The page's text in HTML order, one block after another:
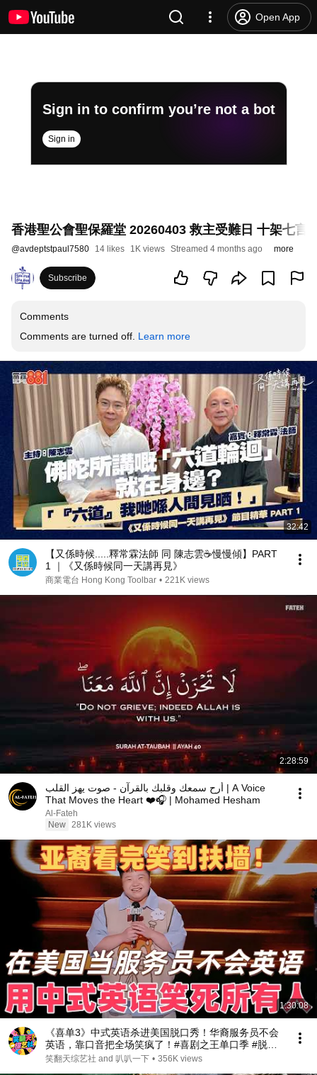
Open App
Sign in to confirm you’re not a bot
Sign in
香港聖公會聖保羅堂 20260403 救主受難日 十架七言
@avdeptstpaul7580 14 likes 1K views Streamed 4 months ago more
Subscribe
Comments
Comments are turned off. Learn more
32:42
【又係時候.....釋常霖法師 同 陳志雲☕慢慢傾】PART
1 ｜《又係時候同一天講再見》
商業電台 Hong Kong Toolbar • 221K views
2:28:59
أرح سمعك وقلبك بالقرآن - صوت يهز القلب | A Voice
That Moves the Heart ❤️🎧 | Mohamed Hesham
Al-Fateh
New 281K views
1:30:08
《喜单3》中式英语杀进美国脱口秀！华裔服务员不会
英语，靠口音把全场笑疯了！#喜剧之王单口季 #脱口
秀 #搞笑 #喜剧 #funny #综艺
笑翻天综艺社 and 叭叭一下 • 356K views